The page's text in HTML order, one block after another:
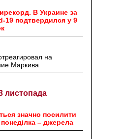
В Украине за
19 подтвердился у 9
на
Маркива
листопада
значно посилити
понеділка – джерела